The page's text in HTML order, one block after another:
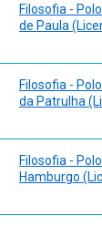
Filosofia -
de Paula
Filosofia -
da Patrulha
Filosofia -
Hamburgo